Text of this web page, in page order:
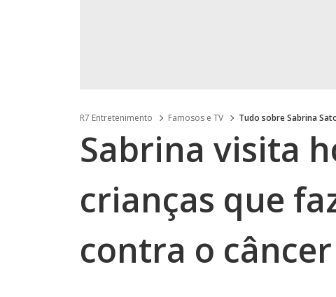
R7 Entretenimento Famosos e TV Tudo sobre Sabrina
Sabrina visita
crianças que
contra o câncer